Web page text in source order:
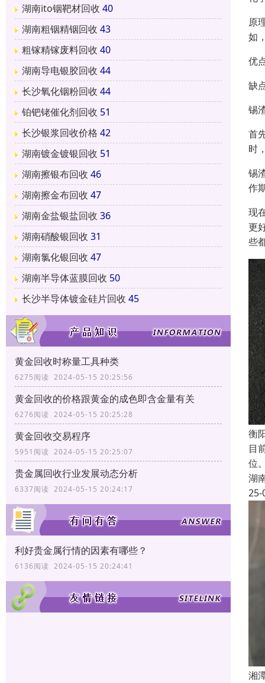
湖南ito铟靶材回收 40
湖南粗铟精铟回收 43
粗镓精镓废料回收 40
湖南导电银胶回收 44
长沙氧化铟粉回收 44
铂钯铑催化剂回收 51
长沙银浆回收价格 42
湖南镀金镀银回收 51
湖南擦银布回收 46
湖南擦金布回收 47
湖南金盐银盐回收 36
湖南硝酸银回收 31
湖南氯化银回收 47
湖南半导体蓝膜回收 50
长沙半导体镀金硅片回收 45
黄金回收时称量工具种类
6275阅读 2024-05-15 20:25:56
黄金回收的价格跟黄金的成色即含金量有关
6276阅读 2024-05-15 20:25:28
黄金回收交易程序
5951阅读 2024-05-15 20:25:07
贵金属回收行业发展动态分析
6337阅读 2024-05-15 20:24:17
利好贵金属行情的因素有哪些？
6136阅读 2024-05-15 20:24:41
原
如
优
缺
锡
首
时
锡
作
现
更
些
衡
目
位
湖
25-
湘